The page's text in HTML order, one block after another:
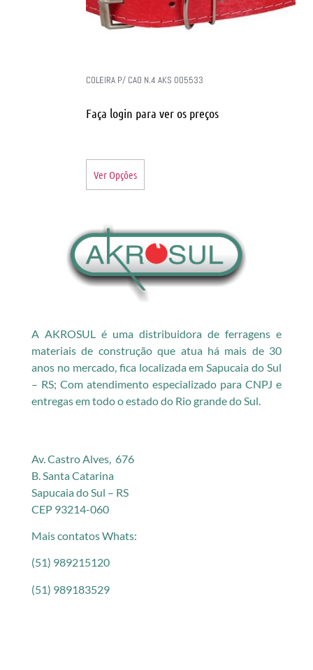
COLEIRA P/ CAO N.4 AKS 005533
Faça login para ver os preços
Ver Opções
A AKROSUL é uma distribuidora de ferragens e
materiais de construção que atua há mais de 30
anos no mercado, fica localizada em Sapucaia do Sul
– RS; Com atendimento especializado para CNPJ e
entregas em todo o estado do Rio grande do Sul.
Av. Castro Alves, 676
B. Santa Catarina
Sapucaia do Sul – RS
CEP 93214-060
Mais contatos Whats:
(51) 989215120
(51) 989183529